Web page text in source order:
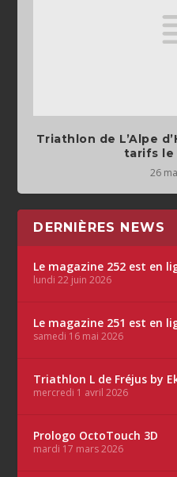
Triathlon de L’Alpe
tarifs le
26
DERNIÈRES NEWS
Le magazine 252 est en
lundi 22 juin 2026
Le magazine 251 est en
samedi 16 mai 2026
Triathlon L de Fréjus by
mercredi 1 avril 2026
Prologo OctoTouch 3D
mardi 17 mars 2026